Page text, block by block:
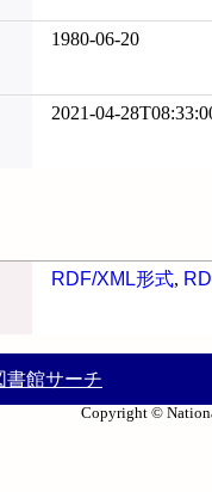
1980-06-20
2021-04-
RDF/XML形式,
書館サーチ
Copyright ©